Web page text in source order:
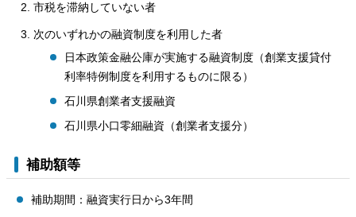
市税を滞納していない者
次のいずれかの融資制度を利用した者
日本政策金融公庫が実施する融資制度（創業支援貸付
利率特例制度を利用するものに限る）
石川県創業者支援融資
石川県小口零細融資（創業者支援分）
補助額等
補助期間：融資実行日から3年間